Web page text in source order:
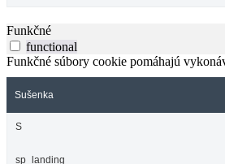
Funkčné
functional
Funkčné súbory cookie pomáhajú
Sušenka
S
sp_landing